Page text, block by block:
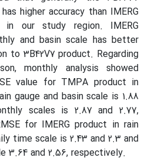
higher accuracy than IMERG
our study region. IMERG
and basin scale has better
to 3B42V7 product. Regarding
monthly analysis showed
value for TMPA product in
gauge and basin scale is 1.88
scales is 2.87 and 2.77,
for IMERG product in rain
time scale is 2.43 and 2.3 and
3.64 and 2.56, respectively.